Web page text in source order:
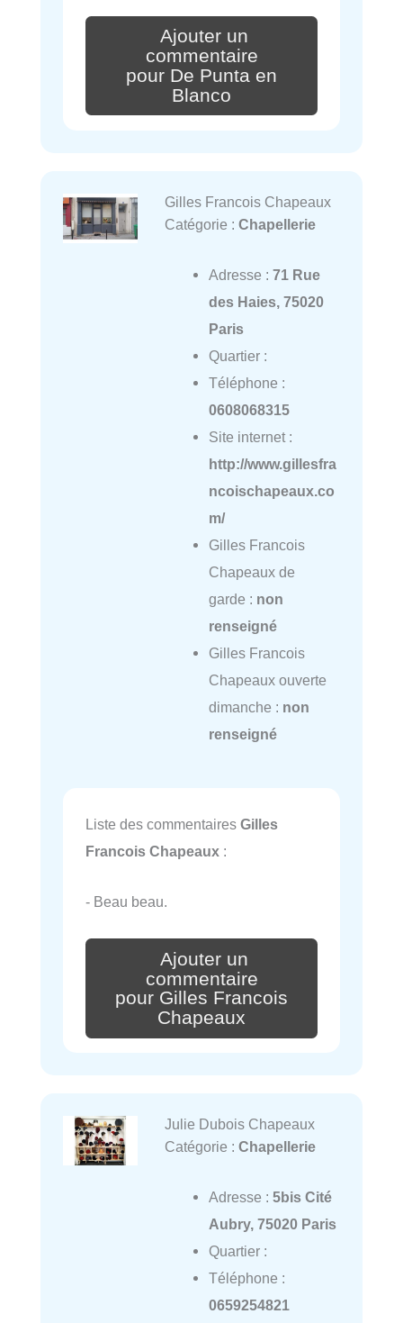
Ajouter un
commentaire
pour De Punta en
Blanco
Gilles Francois Chapeaux
Catégorie : Chapellerie
Adresse : 71 Rue
des Haies, 75020
Paris
Quartier :
Téléphone :
0608068315
Site internet :
http://www.gillesfra
ncoischapeaux.co
m/
Gilles Francois
Chapeaux de
garde : non
renseigné
Gilles Francois
Chapeaux ouverte
dimanche : non
renseigné
Liste des commentaires Gilles
Francois Chapeaux :
- Beau beau.
Ajouter un
commentaire
pour Gilles Francois
Chapeaux
Julie Dubois Chapeaux
Catégorie : Chapellerie
Adresse : 5bis Cité
Aubry, 75020 Paris
Quartier :
Téléphone :
0659254821